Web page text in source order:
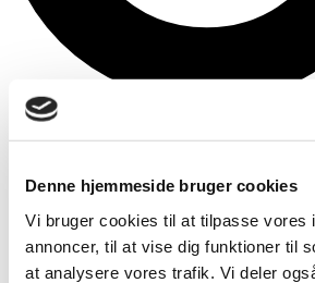
Denne hjemmeside bruger cookies
Vi bruger cookies til at tilpasse vores
annoncer, til at vise dig funktioner til
at analysere vores trafik. Vi deler